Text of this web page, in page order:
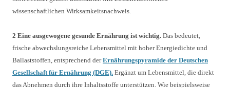
wissenschaftlichen Wirksamkeitsnachweis.
2 Eine ausgewogene gesunde Ernährung ist wichtig. Das bedeutet,
frische abwechslungsreiche Lebensmittel mit hoher Energiedichte und
Ballaststoffen, entsprechend derErnährungspyramide der Deutschen
Gesellschaft für Ernährung (DGE). Ergänzt um Lebensmittel, die direkt
das Abnehmen durch ihre Inhaltsstoffe unterstützen. Wie beispielsweise